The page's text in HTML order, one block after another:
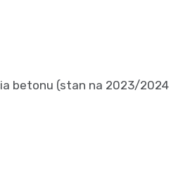
betonu (stan na 2023/2024